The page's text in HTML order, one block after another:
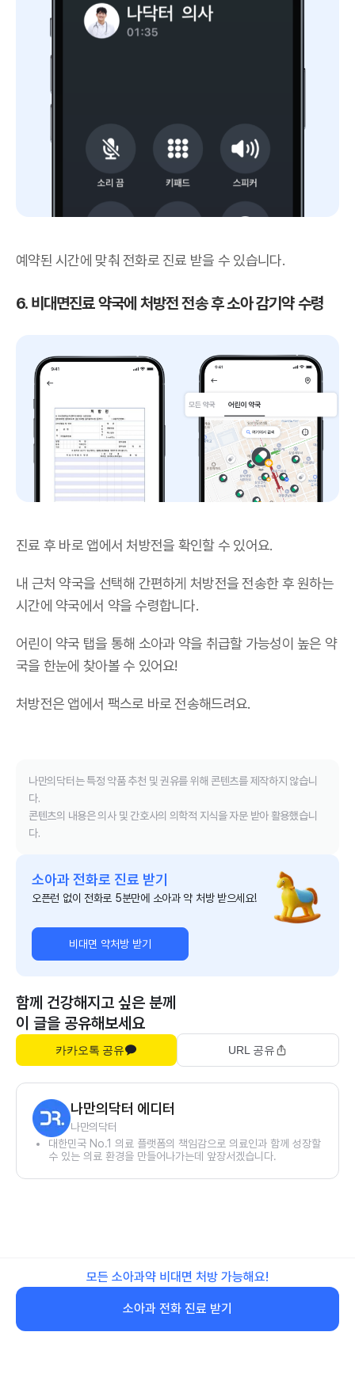
예약된 시간에 맞춰 전화로 진료 받을 수 있습니다.
6. 비대면진료 약국에 처방전 전송 후 소아 감기약 수령
진료 후 바로 앱에서 처방전을 확인할 수 있어요.
내 근처 약국을 선택해 간편하게 처방전을 전송한 후 원하는
시간에 약국에서 약을 수령합니다.
어린이 약국 탭을 통해 소아과 약을 취급할 가능성이 높은 약
국을 한눈에 찾아볼 수 있어요!
처방전은 앱에서 팩스로 바로 전송해드려요.
나만의닥터는 특정 약품 추천 및 권유를 위해 콘텐츠를 제작하지 않습니
다.
콘텐츠의 내용은 의사 및 간호사의 의학적 지식을 자문 받아 활용했습니
다.
소아과 전화로 진료 받기
오픈런 없이 전화로 5분만에 소아과 약 처방 받으세요!
비대면 약처방 받기
함께 건강해지고 싶은 분께
이 글을 공유해보세요
카카오톡 공유 URL 공유
나만의닥터 에디터
나만의닥터
대한민국 No.1 의료 플랫폼의 책임감으로 의료인과 함께 성장할
수 있는 의료 환경을 만들어나가는데 앞장서겠습니다.
모든 소아과약 비대면 처방 가능해요!
소아과 전화 진료 받기